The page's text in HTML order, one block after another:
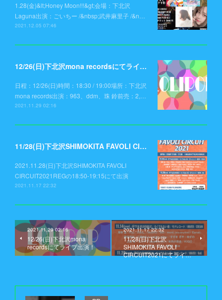
1.28(金)&lt;Honey Moon!!!&gt;会場：下北沢
Laguna出演：ごいちー /&nbsp;武井麻里子 /&n…
2021.12.05 07:46
12/26(日)下北沢mona recordsにてライブ出演！
日程：12/26(日)時間：18:30 / 19:00場所：下北沢
mona records出演：963、ddm、珠 鈴前売：2,…
2021.11.29 02:16
11/28(日)下北沢SHIMOKITA FAVOLI CIRCUIT2021にてライブ出演!
2021.11.28(日)下北沢SHIMOKITA FAVOLI
CIRCUIT2021REGの18:50-19:15にて出演
2021.11.17 22:32
2021.11.29 02:16
12/26(日)下北沢mona
recordsにてライブ出演！
2021.11.17 22:32
11/28(日)下北沢
SHIMOKITA FAVOLI
CIRCUIT2021にてライ…